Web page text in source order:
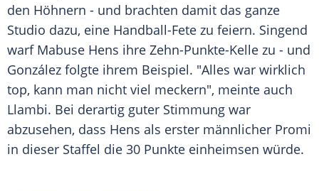
den Höhnern - und brachten damit das ganze
Studio dazu, eine Handball-Fete zu feiern. Singend
warf Mabuse Hens ihre Zehn-Punkte-Kelle zu - und
González folgte ihrem Beispiel. "Alles war wirklich
top, kann man nicht viel meckern", meinte auch
Llambi. Bei derartig guter Stimmung war
abzusehen, dass Hens als erster männlicher Promi
in dieser Staffel die 30 Punkte einheimsen würde.